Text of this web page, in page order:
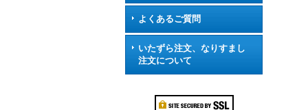
よくあるご質問
いたずら注文、なりすまし
注文について